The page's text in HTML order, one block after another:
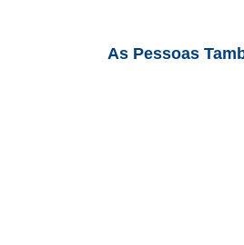
As Pessoas